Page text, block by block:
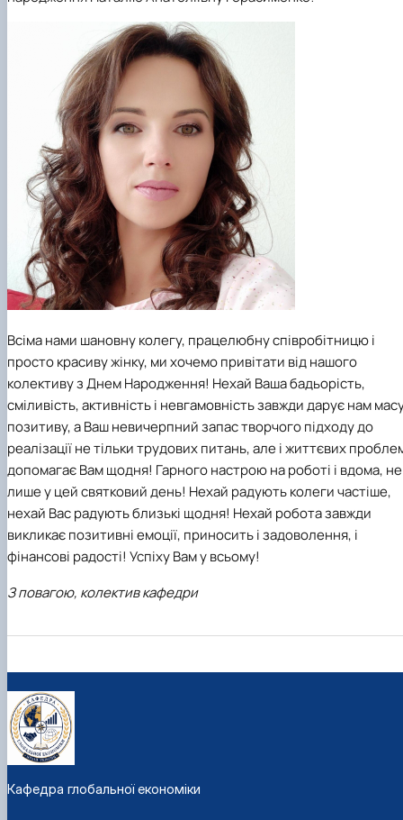
Всіма нами шановну колегу, працелюбну співробітницю і
просто красиву жінку, ми хочемо привітати від нашого
колективу з Днем Народження! Нехай Ваша бадьорість,
сміливість, активність і невгамовність завжди дарує нам
позитиву, а Ваш невичерпний запас творчого підходу до
реалізації не тільки трудових питань, але і життєвих
допомагає Вам щодня! Гарного настрою на роботі і вдома, не
лише у цей святковий день! Нехай радують колеги частіше,
нехай Вас радують близькі щодня! Нехай робота завжди
викликає позитивні емоції, приносить і задоволення, і
фінансові радості! Успіху Вам у всьому!
З повагою, колектив кафедри
Кафедра глобальної економіки